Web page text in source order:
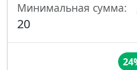
Минимальная сумма:
20